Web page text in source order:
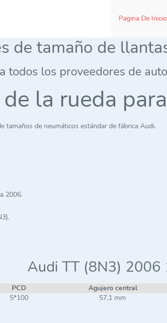
Pagina De Inicio
de tamaño de
todos los proveedores de
la rueda
tamaños de neumáticos estándar de fábrica Audi.
2006.
Audi TT (8N3) 2006
PCD Agujero central
5*100 57,1 mm